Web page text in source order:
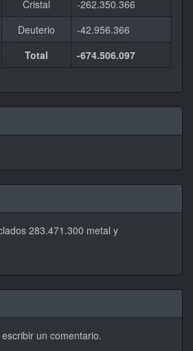
Cristal
-262.350.366
Deuterio
-42.956.366
Total -674.506.097
283.471.300 metal y
un comentario.